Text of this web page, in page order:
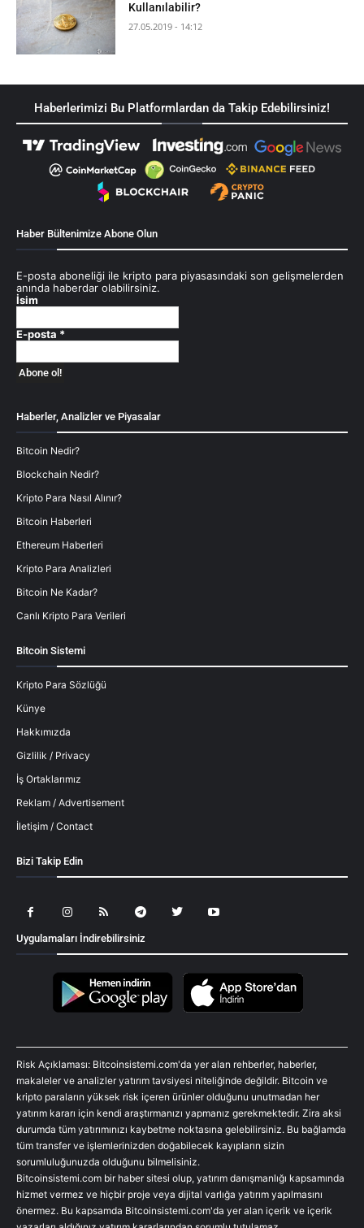
Kullanılabilir?
27.05.2019 - 14:12
Haberlerimizi Bu Platformlardan da Takip Edebilirsiniz!
Haber Bültenimize Abone Olun
E-posta aboneliği ile kripto para piyasasındaki son gelişmelerden
anında haberdar olabilirsiniz.
İsim
E-posta *
Haberler, Analizler ve Piyasalar
Bitcoin Nedir?
Blockchain Nedir?
Kripto Para Nasıl Alınır?
Bitcoin Haberleri
Ethereum Haberleri
Kripto Para Analizleri
Bitcoin Ne Kadar?
Canlı Kripto Para Verileri
Bitcoin Sistemi
Kripto Para Sözlüğü
Künye
Hakkımızda
Gizlilik / Privacy
İş Ortaklarımız
Reklam / Advertisement
İletişim / Contact
Bizi Takip Edin
Uygulamaları İndirebilirsiniz
Risk Açıklaması: Bitcoinsistemi.com'da yer alan rehberler, haberler,
makaleler ve analizler yatırım tavsiyesi niteliğinde değildir. Bitcoin ve
kripto paraların yüksek risk içeren ürünler olduğunu unutmadan her
yatırım kararı için kendi araştırmanızı yapmanız gerekmektedir. Zira aksi
durumda tüm yatırımınızı kaybetme noktasına gelebilirsiniz. Bu bağlamda
tüm transfer ve işlemlerinizden doğabilecek kayıpların sizin
sorumluluğunuzda olduğunu bilmelisiniz.
Bitcoinsistemi.com bir haber sitesi olup, yatırım danışmanlığı kapsamında
hizmet vermez ve hiçbir proje veya dijital varlığa yatırım yapılmasını
önermez. Bu kapsamda Bitcoinsistemi.com'da yer alan içerik ve içerik